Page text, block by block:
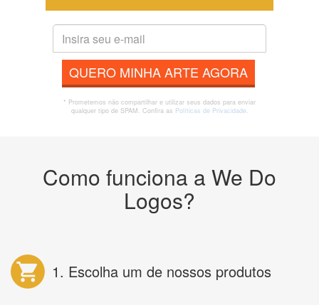
QUERO MINHA ARTE AGORA
* Prometemos não compartilhar e utilizar seus dados para enviar
qualquer tipo de SPAM. Confira as Políticas de Privacidade.
Como funciona a We Do
Logos?
1. Escolha um de nossos produtos